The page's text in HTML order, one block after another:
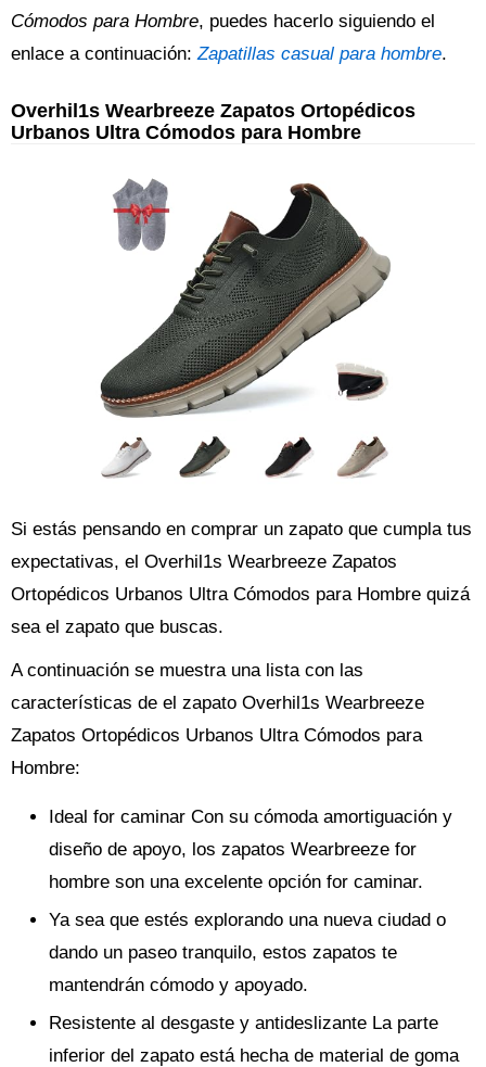
Cómodos para Hombre, puedes hacerlo siguiendo el
enlace a continuación:Zapatillas casual para hombre.
Overhil1s Wearbreeze Zapatos Ortopédicos
Urbanos Ultra Cómodos para Hombre
Si estás pensando en comprar un zapato que cumpla tus
expectativas, el Overhil1s Wearbreeze Zapatos
Ortopédicos Urbanos Ultra Cómodos para Hombre quizá
sea el zapato que buscas.
A continuación se muestra una lista con las
características de el zapato Overhil1s Wearbreeze
Zapatos Ortopédicos Urbanos Ultra Cómodos para
Hombre:
Ideal for caminar Con su cómoda amortiguación y
diseño de apoyo, los zapatos Wearbreeze for
hombre son una excelente opción for caminar.
Ya sea que estés explorando una nueva ciudad o
dando un paseo tranquilo, estos zapatos te
mantendrán cómodo y apoyado.
Resistente al desgaste y antideslizante La parte
inferior del zapato está hecha de material de goma